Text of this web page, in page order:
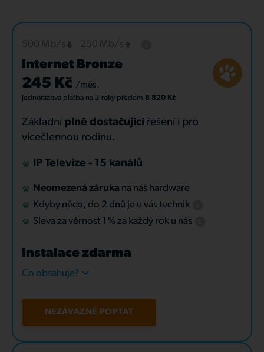
Internet Bronze
245 Kč /měs.
Jednorázová platba na 3 roky předem 8 820 Kč
Základní plně dostačující řešení i pro
vícečlennou rodinu.
IP Televize - 15 kanálů
Neomezená záruka na náš hardware
Kdyby něco, do 2 dnů je u vás technik
Sleva za věrnost 1 % za každý rok u nás
Instalace zdarma
Co obsahuje?
NEZÁVAZNĚ POPTAT